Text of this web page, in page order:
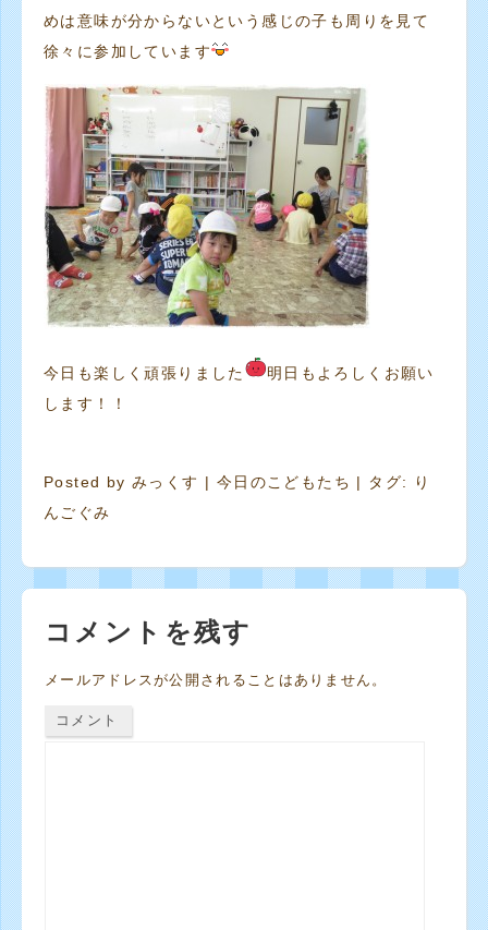
めは意味が分からないという感じの子も周りを見て
徐々に参加しています
今日も楽しく頑張りました
明日もよろしくお願い
します！！
Posted byみっくす | 今日のこどもたち | タグ:
り
んごぐみ
コメントを残す
メールアドレスが公開されることはありません。
コメント